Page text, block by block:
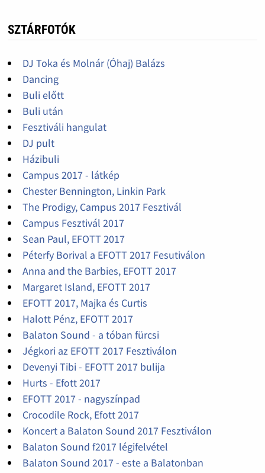
SZTÁRFOTÓK
DJ Toka és Molnár (Óhaj) Balázs
Dancing
Buli előtt
Buli után
Fesztiváli hangulat
DJ pult
Házibuli
Campus 2017 - látkép
Chester Bennington, Linkin Park
The Prodigy, Campus 2017 Fesztivál
Campus Fesztivál 2017
Sean Paul, EFOTT 2017
Péterfy Borival a EFOTT 2017 Fesutiválon
Anna and the Barbies, EFOTT 2017
Margaret Island, EFOTT 2017
EFOTT 2017, Majka és Curtis
Halott Pénz, EFOTT 2017
Balaton Sound - a tóban fürcsi
Jégkori az EFOTT 2017 Fesztiválon
Devenyi Tibi - EFOTT 2017 bulija
Hurts - Efott 2017
EFOTT 2017 - nagyszínpad
Crocodile Rock, Efott 2017
Koncert a Balaton Sound 2017 Fesztiválon
Balaton Sound f2017 légifelvétel
Balaton Sound 2017 - este a Balatonban